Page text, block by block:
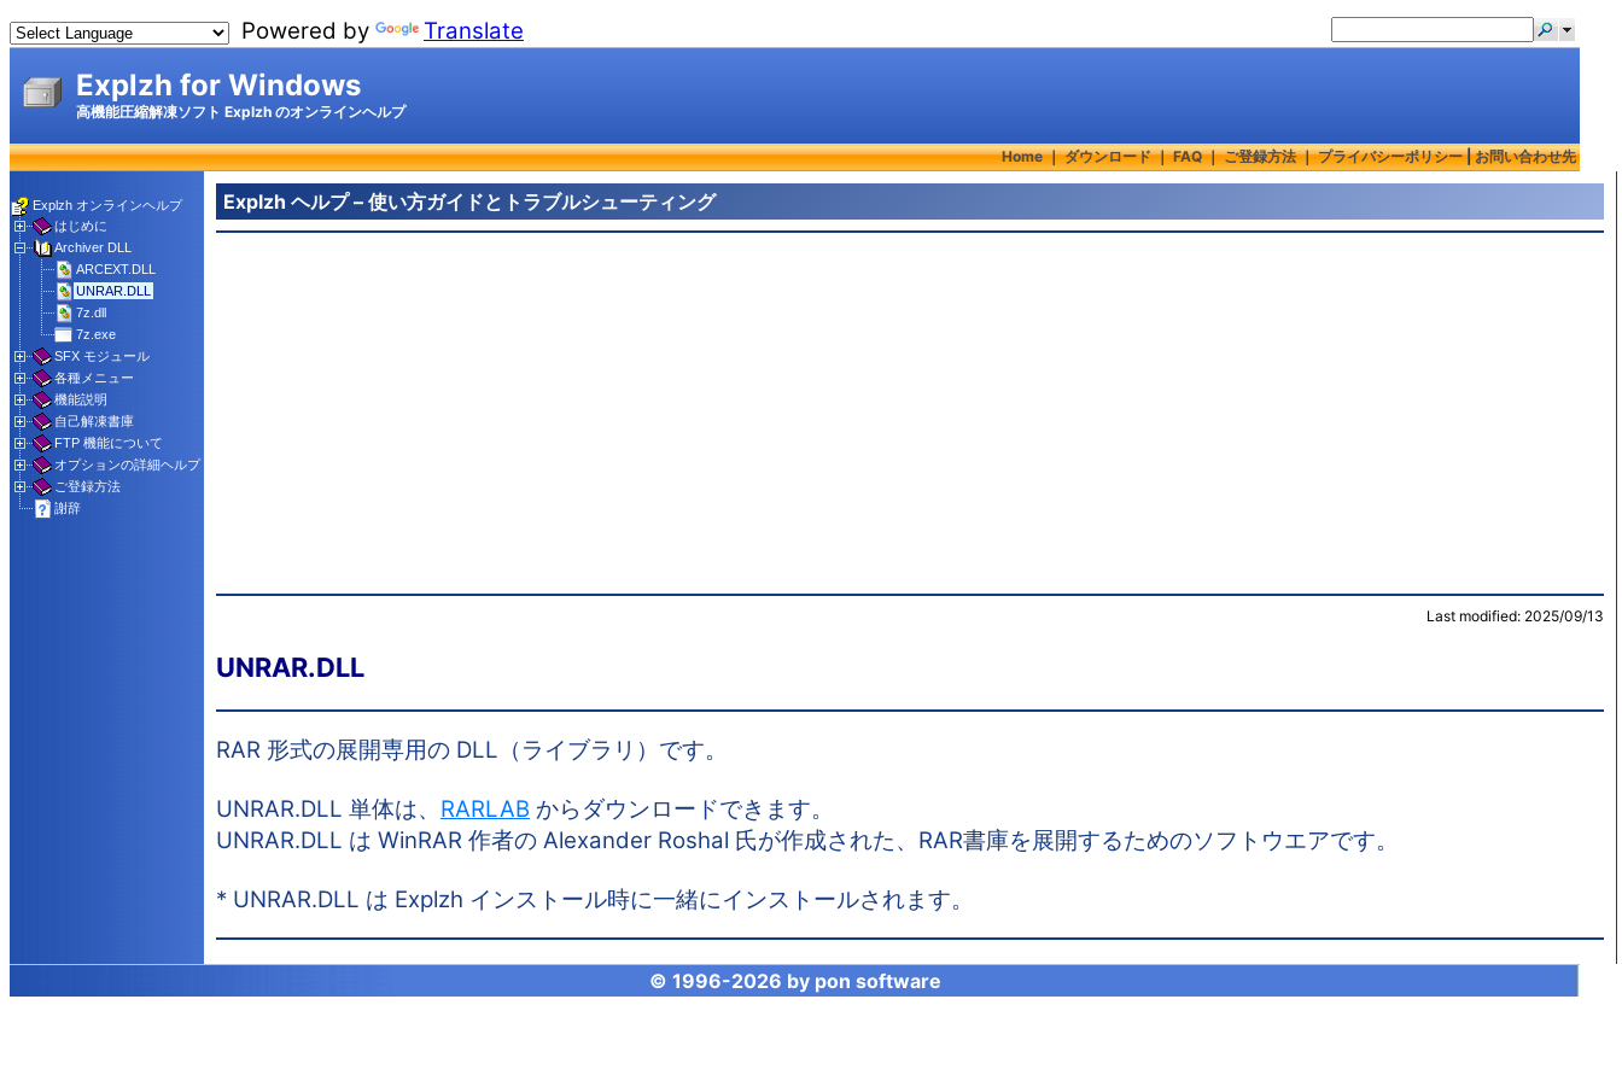
Powered by Translate
Explzh for Windows
高機能圧縮解凍ソフト Explzh のオンラインヘルプ
Home｜ダウンロード｜FAQ｜ご登録方法｜プライバシーポリシー|お問い合わせ先
Explzh オンラインヘルプ
はじめに
Archiver DLL
ARCEXT.DLL
UNRAR.DLL
7z.dll
7z.exe
SFX モジュール
各種メニュー
機能説明
自己解凍書庫
FTP 機能について
オプションの詳細ヘルプ
ご登録方法
謝辞
Explzh ヘルプ – 使い方ガイドとトラブルシューティング
Last modified: 2025/09/13
UNRAR.DLL
RAR 形式の展開専用の DLL（ライブラリ）です。
UNRAR.DLL 単体は、 RARLAB からダウンロードできます。
UNRAR.DLL は WinRAR 作者の Alexander Roshal 氏が作成された、RAR書庫を展開するためのソフトウエアです。
* UNRAR.DLL は Explzh インストール時に一緒にインストールされます。
© 1996-2026 by pon software